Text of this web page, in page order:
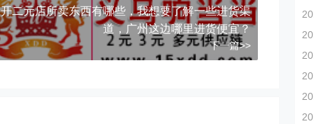
开二元店所卖东西有哪些，我想要了解一些进货渠
道，广州这边哪里进货便宜？
下一篇>>